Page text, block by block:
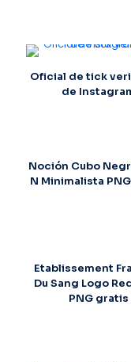
Oficial de tick
de
Noción Cubo
N Minimalista
Etablissement
Du Sang Logo
PNG gratis